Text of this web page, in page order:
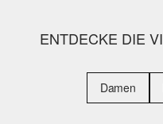
ENTDECKE DIE
Damen